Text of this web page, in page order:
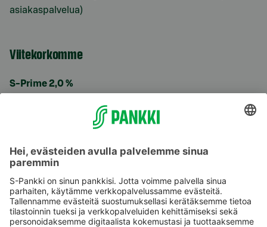
asiakaspalvelua)
Viitekorkomme
S-Prime 2,0 %
Käyttöehdot